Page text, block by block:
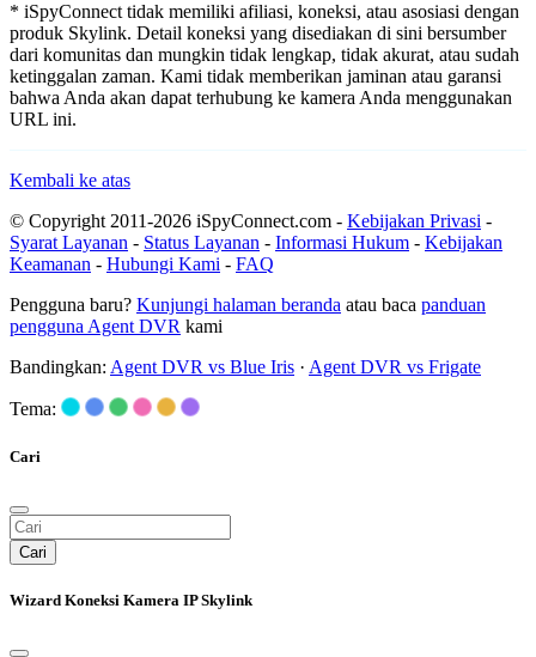
* iSpyConnect tidak memiliki afiliasi, koneksi, atau asosiasi dengan
produk Skylink. Detail koneksi yang disediakan di sini bersumber
dari komunitas dan mungkin tidak lengkap, tidak akurat, atau sudah
ketinggalan zaman. Kami tidak memberikan jaminan atau garansi
bahwa Anda akan dapat terhubung ke kamera Anda menggunakan
URL ini.
Kembali ke atas
© Copyright 2011-2026 iSpyConnect.com - Kebijakan Privasi -
Syarat Layanan - Status Layanan - Informasi Hukum - Kebijakan
Keamanan - Hubungi Kami - FAQ
Pengguna baru? Kunjungi halaman beranda atau baca panduan
pengguna Agent DVR kami
Bandingkan: Agent DVR vs Blue Iris · Agent DVR vs Frigate
Tema:
Cari
Cari
Wizard Koneksi Kamera IP Skylink